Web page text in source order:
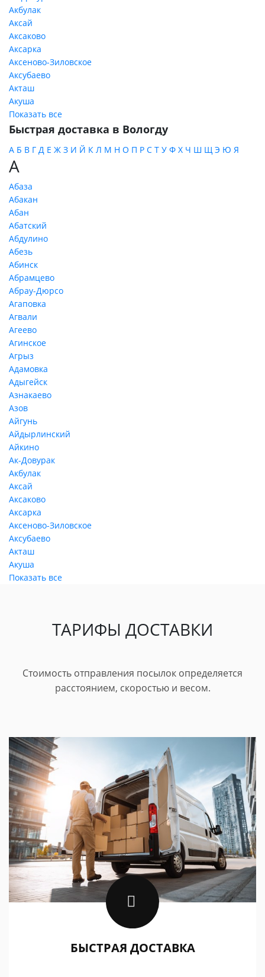
Акбулак
Аксай
Аксаково
Аксарка
Аксеново-Зиловское
Аксубаево
Акташ
Акуша
Показать все
Быстрая доставка в Вологду
А Б В Г Д Е Ж З И Й К Л М Н О П Р С Т У Ф Х Ч Ш Щ Э Ю Я
А
Абаза
Абакан
Абан
Абатский
Абдулино
Абезь
Абинск
Абрамцево
Абрау-Дюрсо
Агаповка
Агвали
Агеево
Агинское
Агрыз
Адамовка
Адыгейск
Азнакаево
Азов
Айгунь
Айдырлинский
Айкино
Ак-Довурак
Акбулак
Аксай
Аксаково
Аксарка
Аксеново-Зиловское
Аксубаево
Акташ
Акуша
Показать все
ТАРИФЫ ДОСТАВКИ
Стоимость отправления посылок определяется
расстоянием, скоростью и весом.
БЫСТРАЯ ДОСТАВКА